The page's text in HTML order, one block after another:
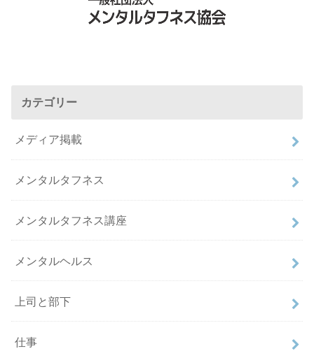
カテゴリー
メディア掲載
メンタルタフネス
メンタルタフネス講座
メンタルヘルス
上司と部下
仕事